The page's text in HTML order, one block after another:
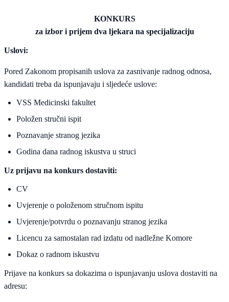
KONKURS
za izbor i prijem dva ljekara na specijalizaciju
Uslovi:
Pored Zakonom propisanih uslova za zasnivanje radnog odnosa,
kandidati treba da ispunjavaju i sljedeće uslove:
VSS Medicinski fakultet
Položen stručni ispit
Poznavanje stranog jezika
Godina dana radnog iskustva u struci
Uz prijavu na konkurs dostaviti:
CV
Uvjerenje o položenom stručnom ispitu
Uvjerenje/potvrdu o poznavanju stranog jezika
Licencu za samostalan rad izdatu od nadležne Komore
Dokaz o radnom iskustvu
Prijave na konkurs sa dokazima o ispunjavanju uslova dostaviti na
adresu: